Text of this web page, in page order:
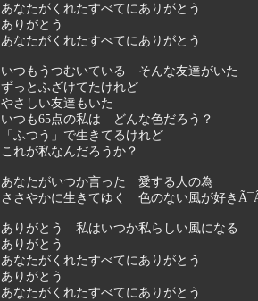
あなたがくれたすべてにありがとう
ありがとう
あなたがくれたすべてにありがとう
いつもうつむいている そんな友達がいた
ずっとふざけてたけれど
やさしい友達もいた
いつも65点の私は どんな色だろう？
「ふつう」で生きてるけれど
これが私なんだろうか？
あなたがいつか言った 愛する人の為
ささやかに生きてゆく 色のない風が好き
ありがとう 私はいつか私らしい風になる
ありがとう
あなたがくれたすべてにありがとう
ありがとう
あなたがくれたすべてにありがとう